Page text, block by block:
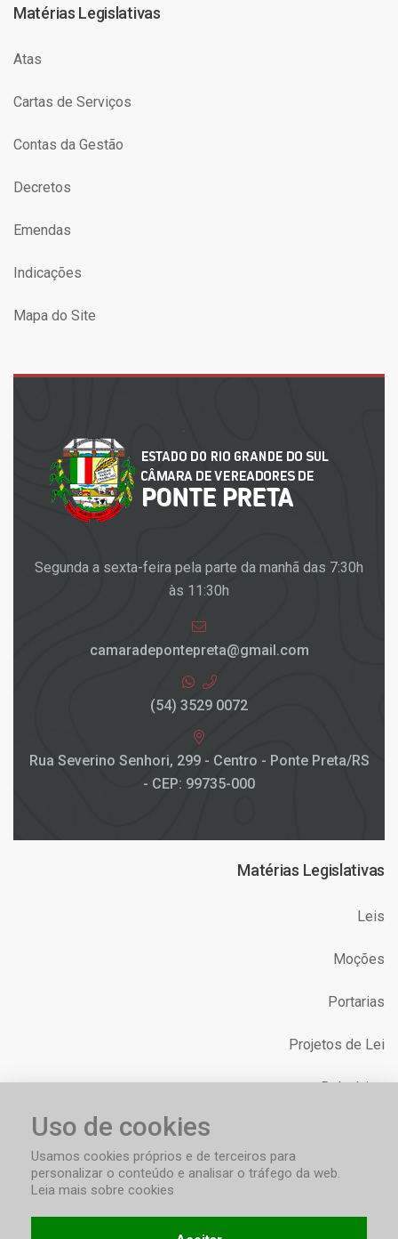
Matérias Legislativas
Atas
Cartas de Serviços
Contas da Gestão
Decretos
Emendas
Indicações
Mapa do Site
Segunda a sexta-feira pela parte da manhã das 7:30h
às 11:30h
camaradepontepreta@gmail.com
(54) 3529 0072
Rua Severino Senhori, 299 - Centro - Ponte Preta/RS
- CEP: 99735-000
Matérias Legislativas
Leis
Moções
Portarias
Projetos de Lei
Relatórios
Uso de cookies
Usamos cookies próprios e de terceiros para
personalizar o conteúdo e analisar o tráfego da web.
Leia mais sobre cookies